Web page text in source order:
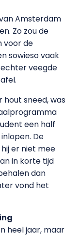
Amsterdam
Zo zou de
voor de
sowieso vaak
veegde
sneed, was
een half
De
er niet mee
in korte tijd
dan
vond het
heel jaar, maar